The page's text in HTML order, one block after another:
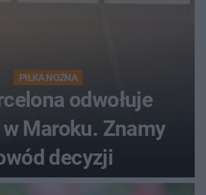
PIŁKA NOŻNA
odwołuje
Maroku. Znamy
decyzji